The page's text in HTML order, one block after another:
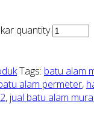
quantity
Tags: batu alam
alam permeter,
, jual batu alam